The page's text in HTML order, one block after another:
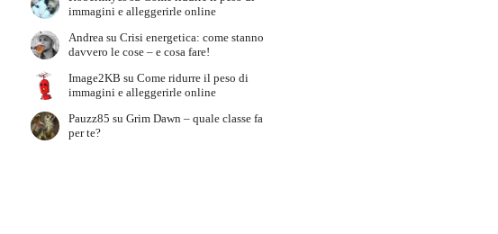
immagini e alleggerirle online
Andrea su Crisi energetica: come stanno
davvero le cose – e cosa fare!
Image2KB su Come ridurre il peso di
immagini e alleggerirle online
Pauzz85 su Grim Dawn – quale classe fa
per te?